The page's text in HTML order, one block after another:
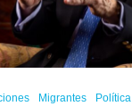
Migrantes Política